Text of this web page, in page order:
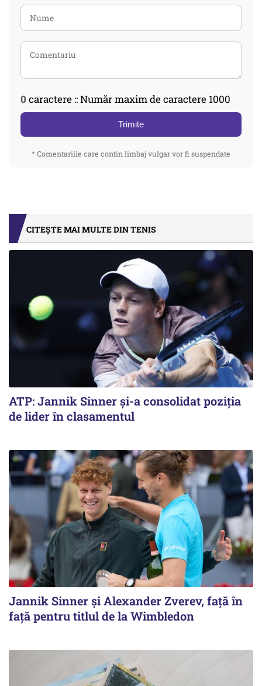
0 caractere :: Număr maxim de caractere 1000
Trimite
* Comentariile care contin limbaj vulgar vor fi suspendate
CITEȘTE MAI MULTE DIN TENIS
ATP: Jannik Sinner și-a consolidat poziția
de lider în clasamentul
Jannik Sinner și Alexander Zverev, față în
față pentru titlul de la Wimbledon